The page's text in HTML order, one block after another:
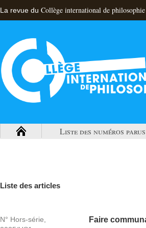
La revue du Collège international de philosophie
Liste des numéros parus
Liste des articles
N° Hors-série,
Faire